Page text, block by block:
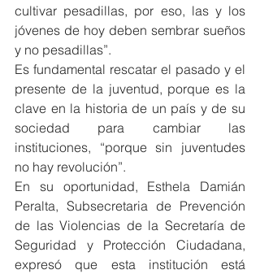
cultivar pesadillas, por eso, las y los
jóvenes de hoy deben sembrar sueños
y no pesadillas”.
Es fundamental rescatar el pasado y el
presente de la juventud, porque es la
clave en la historia de un país y de su
sociedad para cambiar las
instituciones, “porque sin juventudes
no hay revolución”.
En su oportunidad, Esthela Damián
Peralta, Subsecretaria de Prevención
de las Violencias de la Secretaría de
Seguridad y Protección Ciudadana,
expresó que esta institución está